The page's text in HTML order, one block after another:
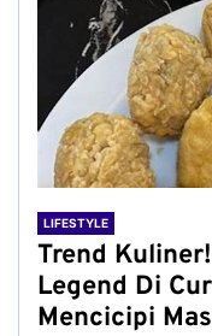
LIFESTYLE
Trend
Legend Di
Mencicipi